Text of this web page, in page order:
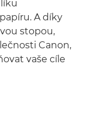
A díky
stopou,
Canon,
vaše cíle